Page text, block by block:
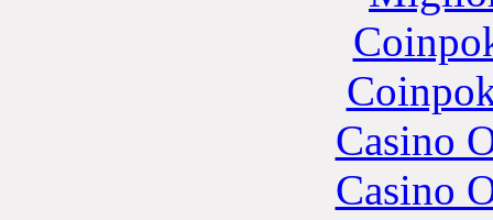
Casino
Casino